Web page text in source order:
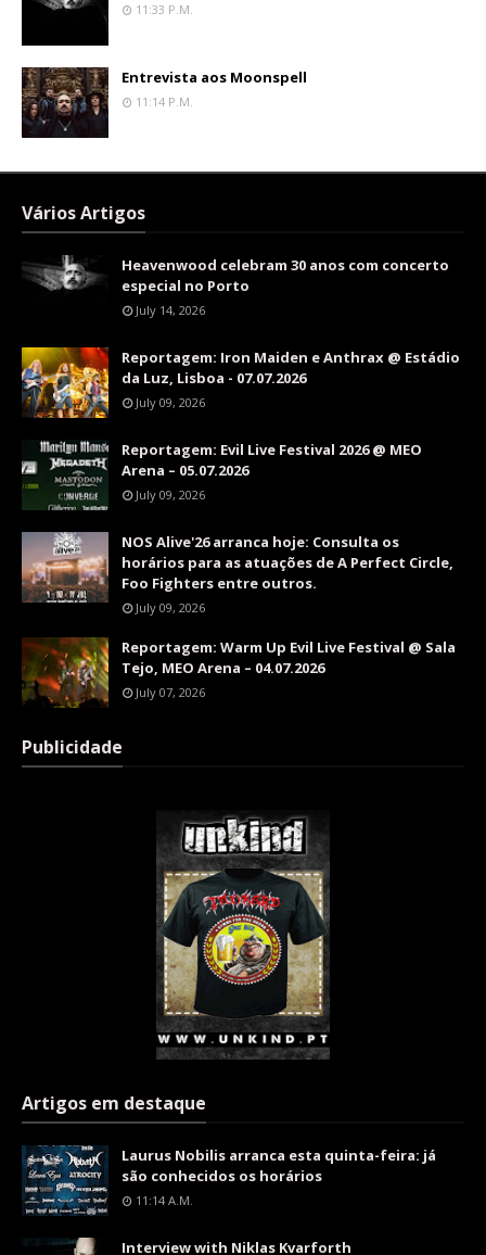
11:33 P.m.
Entrevista aos Moonspell
11:14 P.m.
Vários Artigos
Heavenwood celebram 30 anos com concerto
especial no Porto
July 14, 2026
Reportagem: Iron Maiden e Anthrax @ Estádio
da Luz, Lisboa - 07.07.2026
July 09, 2026
Reportagem: Evil Live Festival 2026 @ MEO
Arena – 05.07.2026
July 09, 2026
NOS Alive'26 arranca hoje: Consulta os
horários para as atuações de A Perfect Circle,
Foo Fighters entre outros.
July 09, 2026
Reportagem: Warm Up Evil Live Festival @ Sala
Tejo, MEO Arena – 04.07.2026
July 07, 2026
Publicidade
Artigos em destaque
Laurus Nobilis arranca esta quinta-feira: já
são conhecidos os horários
11:14 A.m.
Interview with Niklas Kvarforth